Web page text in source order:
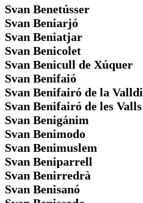
Svan Benetússer
Svan Beniarjó
Svan Beniatjar
Svan Benicolet
Svan Benicull de Xúquer
Svan Benifaió
Svan Benifairó de la
Svan Benifairó de les
Svan Benigánim
Svan Benimodo
Svan Benimuslem
Svan Beniparrell
Svan Benirredrà
Svan Benisanó